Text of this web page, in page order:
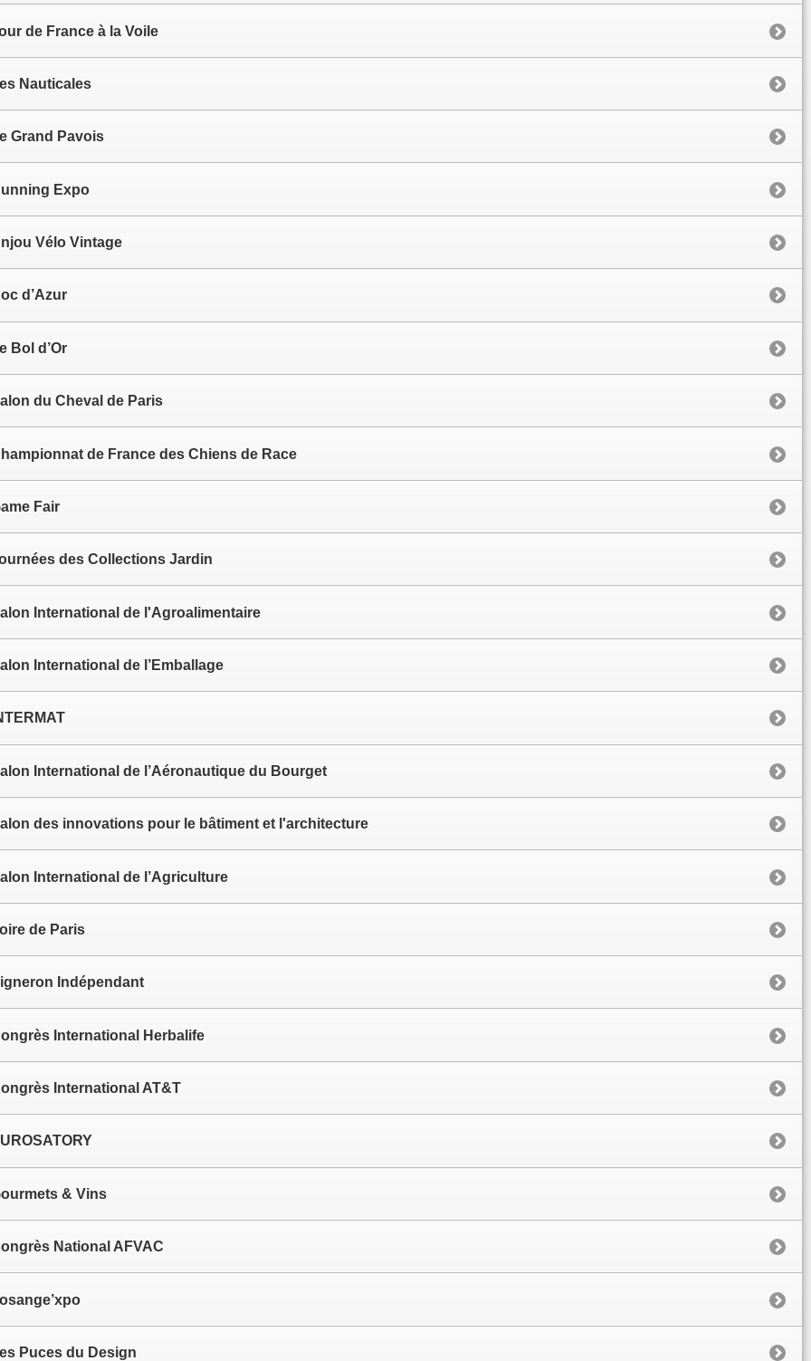
de France à la Voile
Nauticales
Grand Pavois
Expo
Vélo Vintage
d’Azur
Bol d’Or
du Cheval de Paris
de France des Chiens de Race
Fair
des Collections Jardin
International de l'Agroalimentaire
International de l’Emballage
International de l’Aéronautique du Bourget
des innovations pour le bâtiment et l'architecture
International de l’Agriculture
de Paris
Indépendant
International Herbalife
International AT&T
& Vins
National AFVAC
Puces du Design